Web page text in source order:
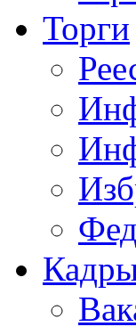
Торги